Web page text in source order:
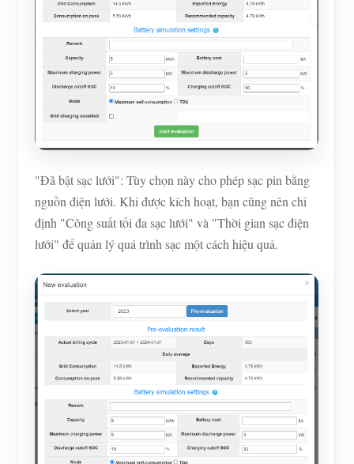
"Đã bật sạc lưới": Tùy chọn này cho phép sạc pin bằng
nguồn điện lưới. Khi được kích hoạt, bạn cũng nên chỉ
định "Công suất tối đa sạc lưới" và "Thời gian sạc điện
lưới" để quản lý quá trình sạc một cách hiệu quả.